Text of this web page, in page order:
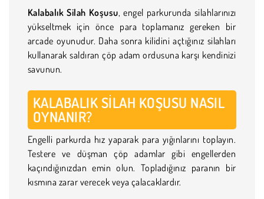
Kalabalık Silah Koşusu, engel parkurunda silahlarınızı
yükseltmek için önce para toplamanız gereken bir
arcade oyunudur. Daha sonra kilidini açtığınız silahları
kullanarak saldıran çöp adam ordusuna karşı kendinizi
savunun.
KALABALIK SILAH KOŞUSU NASIL
OYNANIR?
Engelli parkurda hız yaparak para yığınlarını toplayın.
Testere ve düşman çöp adamlar gibi engellerden
kaçındığınızdan emin olun. Topladığınız paranın bir
kısmına zarar verecek veya çalacaklardır.